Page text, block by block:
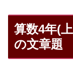
算数4年(
の文章題